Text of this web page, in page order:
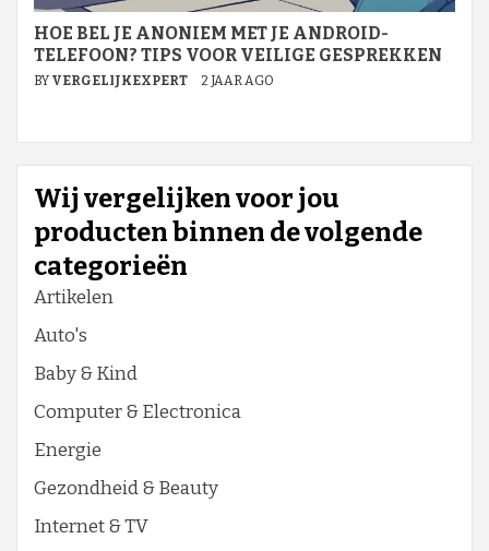
HOE BEL JE ANONIEM MET JE ANDROID-
TELEFOON? TIPS VOOR VEILIGE GESPREKKEN
BY VERGELIJKEXPERT 2 JAAR AGO
Wij vergelijken voor jou
producten binnen de volgende
categorieën
Artikelen
Auto's
Baby & Kind
Computer & Electronica
Energie
Gezondheid & Beauty
Internet & TV